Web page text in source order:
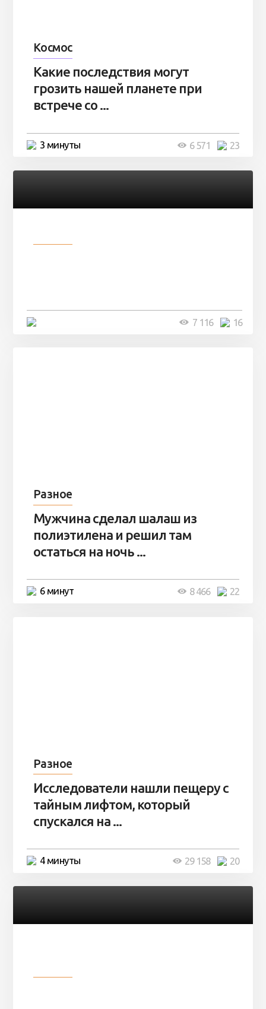
Космос
Какие последствия могут
грозить нашей планете при
встрече со ...
3 минуты 23
6 571
16
7 116
Разное
Мужчина сделал шалаш из
полиэтилена и решил там
остаться на ночь ...
6 минут 22
8 466
Разное
Исследователи нашли пещеру с
тайным лифтом, который
спускался на ...
4 минуты 20
29 158